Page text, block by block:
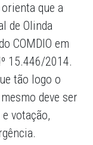
que a
de Olinda
COMDIO em
15.446/2014.
tão logo o
deve ser
votação,